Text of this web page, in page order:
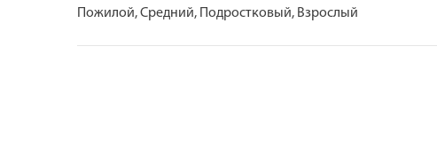
Пожилой, Средний, Подростковый, Взрослый